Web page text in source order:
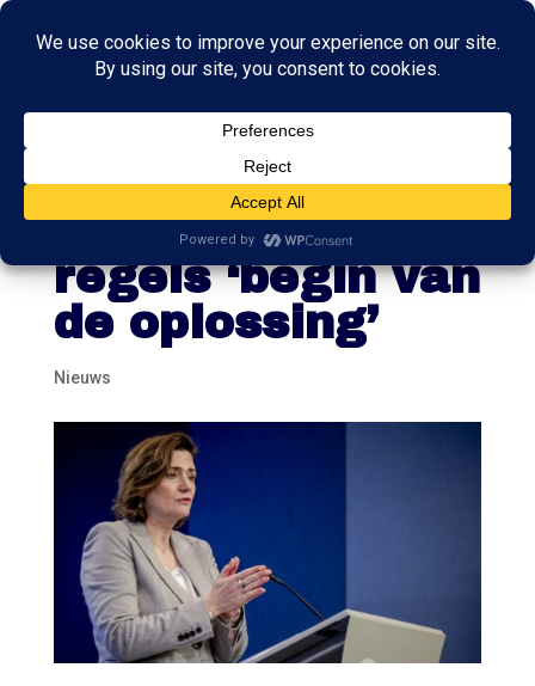
Nieuwe
contract- en zzp-
regels ‘begin van
de oplossing’
Nieuws